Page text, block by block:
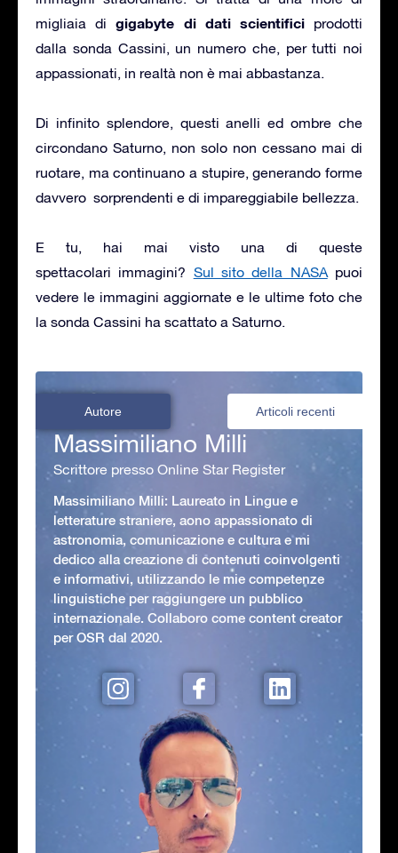
migliaia digigabyte di dati scientificiprodotti
dalla sonda Cassini, un numero che, per tutti noi
appassionati, in realtà non è mai abbastanza.
Di infinito splendore, questi anelli ed ombre che
circondano Saturno, non solo non cessano mai di
ruotare, ma continuano a stupire, generando forme
davvero sorprendenti e di impareggiabile bellezza.
E tu, hai mai visto una di queste
spettacolari immagini? Sul sito della NASApuoi
vedere le immagini aggiornate e le ultime foto che
la sonda Cassini ha scattato a Saturno.
Autore Articoli recenti
Massimiliano Milli
Scrittore presso Online Star Register
Massimiliano Milli: Laureato in Lingue e
letterature straniere, aono appassionato di
astronomia, comunicazione e cultura e mi
dedico alla creazione di contenuti coinvolgenti
e informativi, utilizzando le mie competenze
linguistiche per raggiungere un pubblico
internazionale. Collaboro come content creator
per OSR dal 2020.